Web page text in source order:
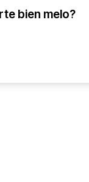
bien melo?